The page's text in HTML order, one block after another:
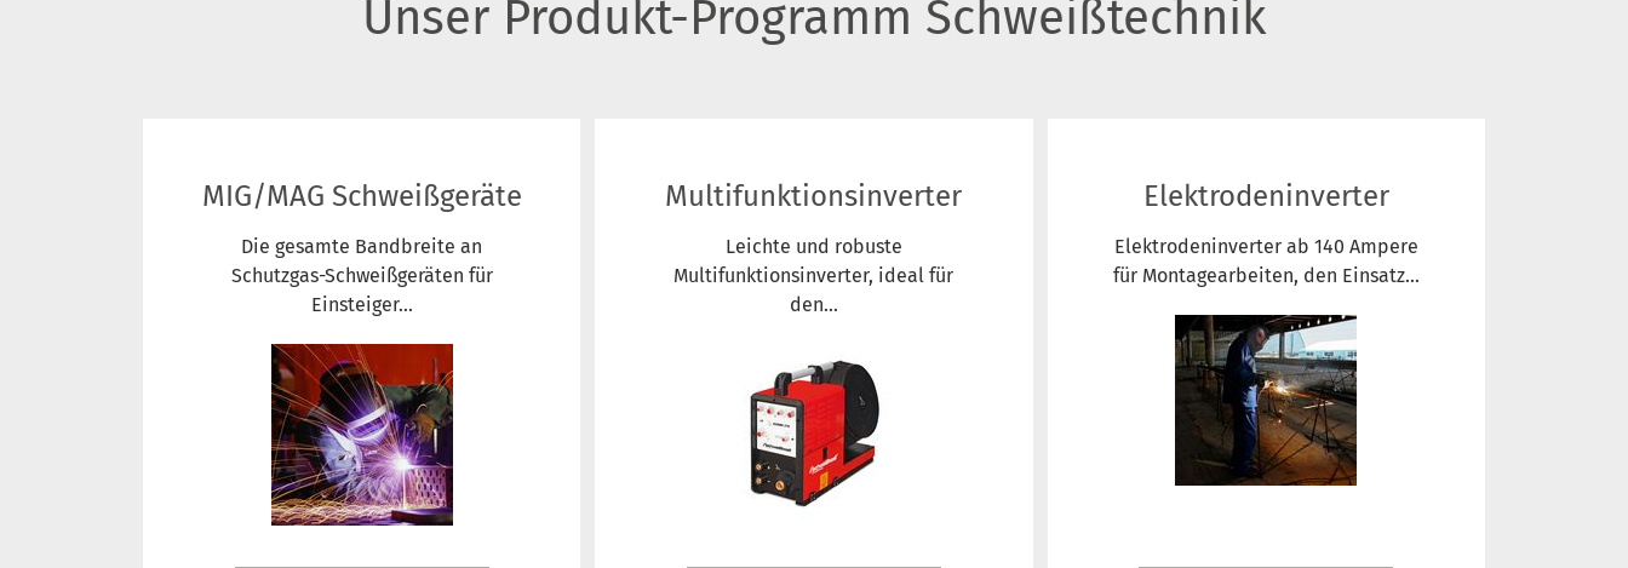
Unser Produkt-Programm Schweißtechnik
MIG/MAG Schweißgeräte
Die gesamte Bandbreite an
Schutzgas-Schweißgeräten für
Einsteiger...
Multifunktionsinverter
Leichte und robuste
Multifunktionsinverter, ideal für
den...
Elektrodeninverter
Elektrodeninverter ab 140 Ampere
für Montagearbeiten, den Einsatz...